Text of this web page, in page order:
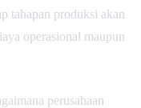
tahapan produksi akan
operasional maupun
perusahaan